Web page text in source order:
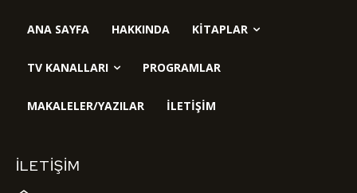
ANA SAYFA HAKKINDA KITAPLAR
TV KANALLARI PROGRAMLAR
MAKALELER/YAZILAR İLETIŞIM
İLETIŞIM